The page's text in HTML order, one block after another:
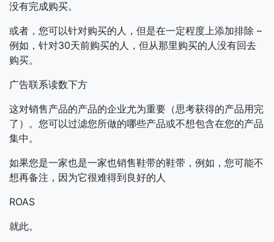
没有完成购买。
或者，您可以针对购买的人，但是在一定程度上添加排除 –
例如，针对30天前购买的人，但从那里购买的人没有回去
购买。
广告联系读数下方
这对销售产品的产品的企业尤为重要（思考获得的产品用完
了）。您可以过滤您所做的哪些产品或不想包含在您的产品
集中。
如果您是一家也是一家也销售鞋带的鞋带，例如，您可能不
想再备注，因为它很难得到良好的人
ROAS
就此。